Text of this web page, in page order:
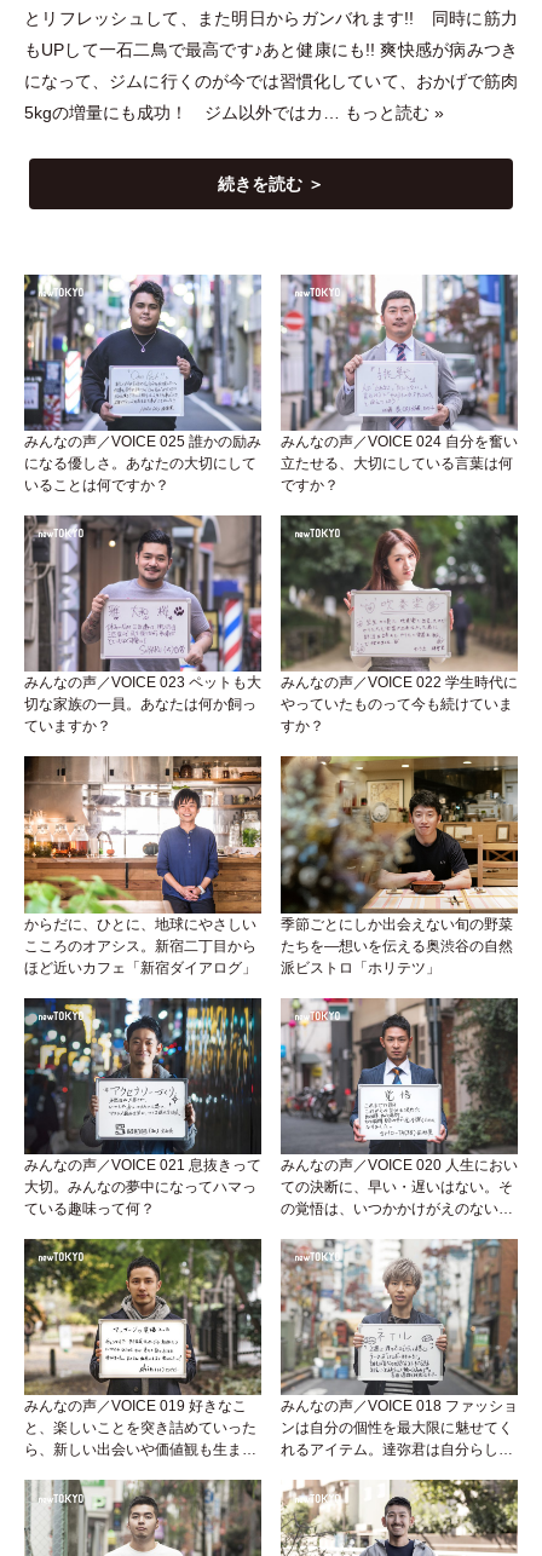
とリフレッシュして、また明日からガンバれます!! 同時に筋力
もUPして一石二鳥で最高です♪あと健康にも!! 爽快感が病みつき
になって、ジムに行くのが今では習慣化していて、おかげで筋肉
5kgの増量にも成功！ ジム以外ではカ…
もっと読む »
続きを読む ＞
みんなの声／VOICE 025 誰かの励み
になる優しさ。あなたの大切にして
いることは何ですか？
みんなの声／VOICE 024 自分を奮い
立たせる、大切にしている言葉は何
ですか？
みんなの声／VOICE 023 ペットも大
切な家族の一員。あなたは何か飼っ
ていますか？
みんなの声／VOICE 022 学生時代に
やっていたものって今も続けていま
すか？
からだに、ひとに、地球にやさしい
こころのオアシス。新宿二丁目から
ほど近いカフェ「新宿ダイアログ」
季節ごとにしか出会えない旬の野菜
たちを―想いを伝える奥渋谷の自然
派ビストロ「ホリテツ」
みんなの声／VOICE 021 息抜きって
大切。みんなの夢中になってハマっ
ている趣味って何？
みんなの声／VOICE 020 人生におい
ての決断に、早い・遅いはない。そ
の覚悟は、いつかかけがえのない宝
みんなの声／VOICE 019 好きなこ
と、楽しいことを突き詰めていった
ら、新しい出会いや価値観も生まれ
ね！
みんなの声／VOICE 018 ファッショ
ンは自分の個性を最大限に魅せてく
れるアイテム。達弥君は自分らしく